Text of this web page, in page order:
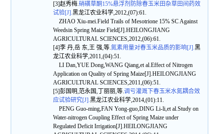
[3]赵秀梅.硝磺草酮15%悬浮剂防除春玉米田杂草田间药效
试验[J].黑龙江农业科学,2012,(07):61.
ZHAO Xiu-mei.Field Trails of Mesotrione 15% SC Against
Weedsin Spring Maize Field[J].HEILONGJIANG
AGRICULTURAL SCIENCES,2012,(06):61.
[4]李 丹,岳 东,王 强,等.氮素用量对春玉米品质的影响[J].黑
龙江农业科学,2011,(04):51.
LI Dan,YUE Dong,WANG Qiang,et al.Effect of Nitrogen
Application on Quality of Spring Maize[J].HEILONGJIANG
AGRICULTURAL SCIENCES,2011,(06):51.
[5]彭国明,范永国,丁丽丽,等.调亏灌溉下春玉米水氮耦合效
应试验研究[J].黑龙江农业科学,2014,(01):11.
PENG Guo-ming,FAN Yong-guo,DING Li-li,et al.Study on
Water-nitrogen Coupling Effect of Spring Maize under
Regulated Deficit Irrigation[J].HEILONGJIANG